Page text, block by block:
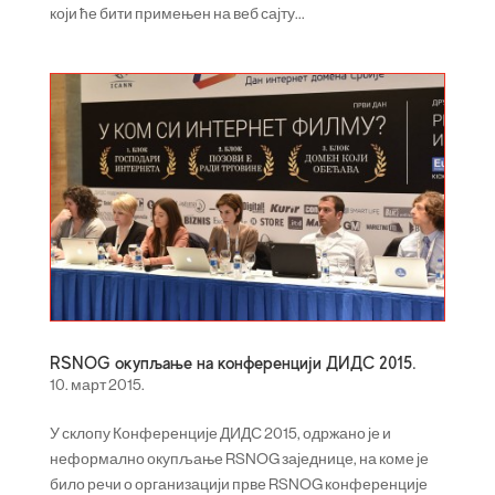
који ће бити примењен на веб сајту...
RSNOG окупљање на конференцији ДИДС 2015.
10. март 2015.
У склопу Конференције ДИДС 2015, одржано је и
неформално окупљање RSNOG заједнице, на коме је
било речи о организацији прве RSNOG конференције